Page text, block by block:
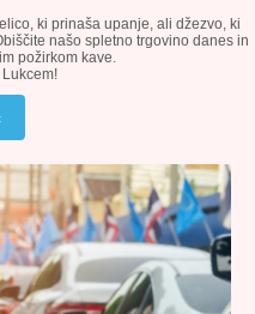
ki prinaša upanje, ali džezvo, ki
našo spletno trgovino danes in
požirkom kave.